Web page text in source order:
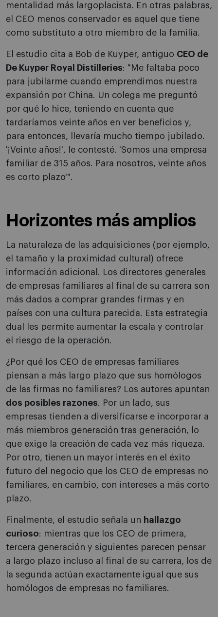
mentalidad más largoplacista. En otras palabras,
el CEO menos conservador es aquel que tiene
como substituto a otro miembro de la familia.
El estudio cita a Bob de Kuyper, antiguo CEO de
De Kuyper Royal Distilleries: "Me faltaba poco
para jubilarme cuando emprendimos nuestra
expansión por China. Un colega me preguntó
por qué lo hice, teniendo en cuenta que
tardaríamos veinte años en ver beneficios y,
para entonces, llevaría mucho tiempo jubilado.
'¡Veinte años!', le contesté. 'Somos una empresa
familiar de 315 años. Para nosotros, veinte años
es corto plazo'".
Horizontes más amplios
La naturaleza de las adquisiciones (por ejemplo,
el tamaño y la proximidad cultural) ofrece
información adicional. Los directores generales
de empresas familiares al final de su carrera son
más dados a comprar grandes firmas y en
países con una cultura parecida. Esta estrategia
dual les permite aumentar la escala y controlar
el riesgo de la operación.
¿Por qué los CEO de empresas familiares
piensan a más largo plazo que sus homólogos
de las firmas no familiares? Los autores apuntan
dos posibles razones. Por un lado, sus
empresas tienden a diversificarse e incorporar a
más miembros generación tras generación, lo
que exige la creación de cada vez más riqueza.
Por otro, tienen un mayor interés en el éxito
futuro del negocio que los CEO de empresas no
familiares, en cambio, con intereses a más corto
plazo.
Finalmente, el estudio señala un hallazgo
curioso: mientras que los CEO de primera,
tercera generación y siguientes parecen pensar
a largo plazo incluso al final de su carrera, los de
la segunda actúan exactamente igual que sus
homólogos de empresas no familiares.